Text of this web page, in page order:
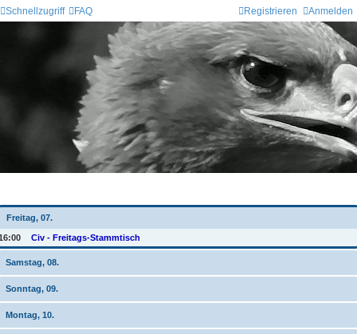
Schnellzugriff FAQ Anmelden
Registrieren
Freitag, 07.
Civ - Freitags-Stammtisch
Samstag, 08.
Sonntag, 09.
Montag, 10.